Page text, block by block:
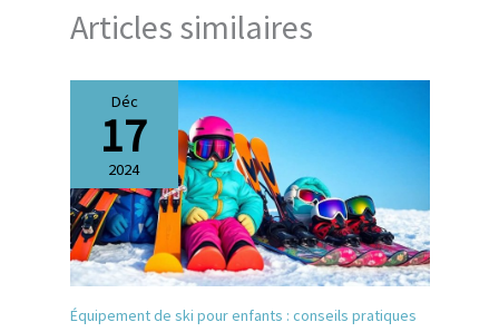
Articles similaires
Déc
17
2024
Équipement de ski pour enfants : conseils pratiques